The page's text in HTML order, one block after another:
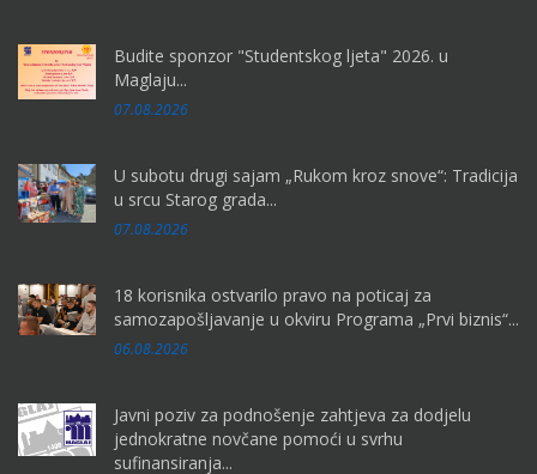
Budite sponzor "Studentskog ljeta" 2026. u
Maglaju...
07.08.2026
U subotu drugi sajam „Rukom kroz snove“: Tradicija
u srcu Starog grada...
07.08.2026
18 korisnika ostvarilo pravo na poticaj za
samozapošljavanje u okviru Programa „Prvi biznis“...
06.08.2026
Javni poziv za podnošenje zahtjeva za dodjelu
jednokratne novčane pomoći u svrhu
sufinansiranja...